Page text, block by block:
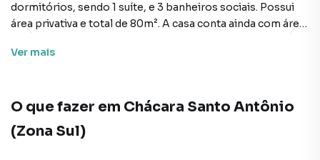
dormitórios, sendo 1 suíte, e 3 banheiros sociais. Possui
área privativa e total de 80m². A casa conta ainda com área
empregada e sala de TV. 1 vaga de estacionamento
Sobrado para Venda em região valorizada do bairro
Ver mais
O que fazer em Chácara Santo Antônio
(Zona Sul)